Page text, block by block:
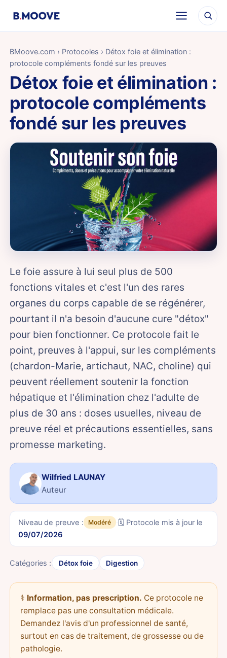
BMoove.com › Protocoles › Détox foie et élimination :
protocole compléments fondé sur les preuves
Détox foie et élimination :
protocole compléments
fondé sur les preuves
Le foie assure à lui seul plus de 500
fonctions vitales et c'est l'un des rares
organes du corps capable de se régénérer,
pourtant il n'a besoin d'aucune cure "détox"
pour bien fonctionner. Ce protocole fait le
point, preuves à l'appui, sur les compléments
(chardon-Marie, artichaut, NAC, choline) qui
peuvent réellement soutenir la fonction
hépatique et l'élimination chez l'adulte de
plus de 30 ans : doses usuelles, niveau de
preuve réel et précautions essentielles, sans
promesse marketing.
Wilfried LAUNAY
Auteur
Niveau de preuve : Modéré · 🗓️ Protocole mis à jour le
09/07/2026
Catégories : Détox foie Digestion
⚕️ Information, pas prescription. Ce protocole ne
remplace pas une consultation médicale.
Demandez l'avis d'un professionnel de santé,
surtout en cas de traitement, de grossesse ou de
pathologie.